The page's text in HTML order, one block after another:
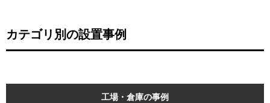
カテゴリ別の設置事例
工場・倉庫の事例